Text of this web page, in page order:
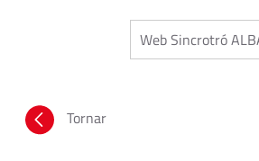
Web Sincrotró
Tornar